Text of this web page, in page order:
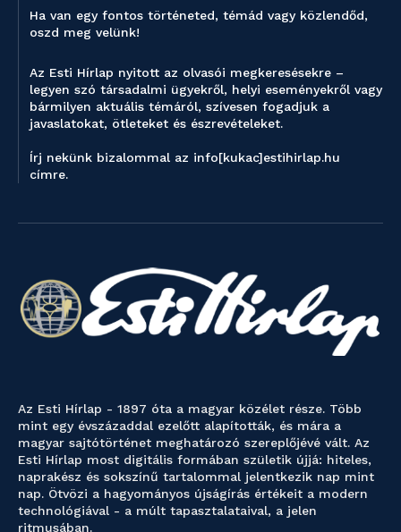
Ha van egy fontos történeted, témád vagy közlendőd,
oszd meg velünk!
Az Esti Hírlap nyitott az olvasói megkeresésekre –
legyen szó társadalmi ügyekről, helyi eseményekről vagy
bármilyen aktuális témáról, szívesen fogadjuk a
javaslatokat, ötleteket és észrevételeket.
Írj nekünk bizalommal az info[kukac]estihirlap.hu
címre.
Az Esti Hírlap - 1897 óta a magyar közélet része. Több
mint egy évszázaddal ezelőtt alapították, és mára a
magyar sajtótörténet meghatározó szereplőjévé vált. Az
Esti Hírlap most digitális formában születik újjá: hiteles,
naprakész és sokszínű tartalommal jelentkezik nap mint
nap. Ötvözi a hagyományos újságírás értékeit a modern
technológiával - a múlt tapasztalataival, a jelen
ritmusában.